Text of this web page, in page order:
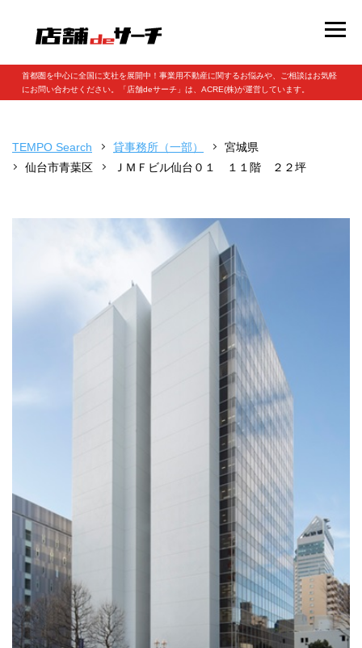
首都圏を中心に全国に支社を展開中！事業用不動産に関するお悩みや、ご相談はお気軽
にお問い合わせください。「店舗deサーチ」は、ACRE(株)が運営しています。
TEMPO Search 貸事務所（一部）
宮城県
仙台市青葉区
ＪＭＦビル仙台０１ １１階 ２２坪